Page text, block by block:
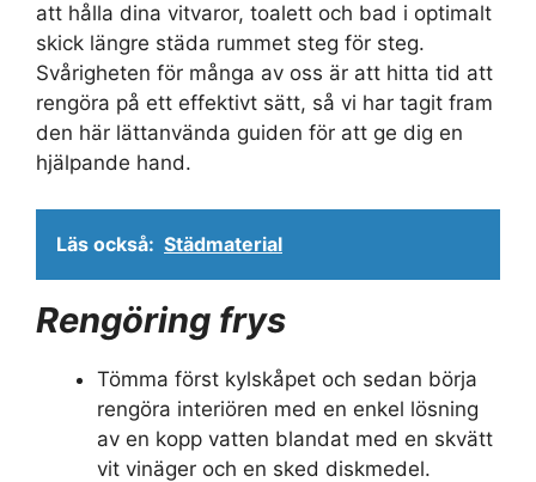
att hålla dina vitvaror, toalett och bad i optimalt
skick längre städa rummet steg för steg.
Svårigheten för många av oss är att hitta tid att
rengöra på ett effektivt sätt, så vi har tagit fram
den här lättanvända guiden för att ge dig en
hjälpande hand.
Läs också: Städmaterial
Rengöring frys
Tömma först kylskåpet och sedan börja
rengöra interiören med en enkel lösning
av en kopp vatten blandat med en skvätt
vit vinäger och en sked diskmedel.